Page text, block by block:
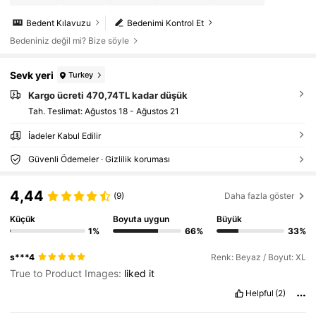
Bedenimi Kontrol Et
Bedent Kılavuzu
Bedeniniz değil mi? Bize söyle
Sevk yeri Turkey
Kargo ücreti 470,74TL kadar düşük
Tah. Teslimat: Ağustos 18 - Ağustos 21
İadeler Kabul Edilir
Güvenli Ödemeler · Gizlilik koruması
4,44 (9) Daha fazla göster
Küçük
1%
Boyuta uygun
66%
Büyük
33%
s***4 Renk: Beyaz / Boyut: XL
True to Product Images: liked it
Helpful (2)